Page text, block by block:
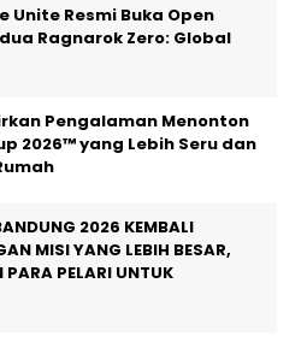
Unite Resmi Buka Open
Ragnarok Zero: Global
Pengalaman Menonton
2026™ yang Lebih Seru dan
2026 KEMBALI
MISI YANG LEBIH BESAR,
PARA PELARI UNTUK